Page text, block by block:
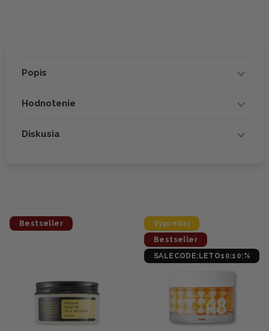
Popis
Hodnotenie
Diskusia
Bestseller
Výpredaj
Bestseller
SALECODE:LETO10:10:%